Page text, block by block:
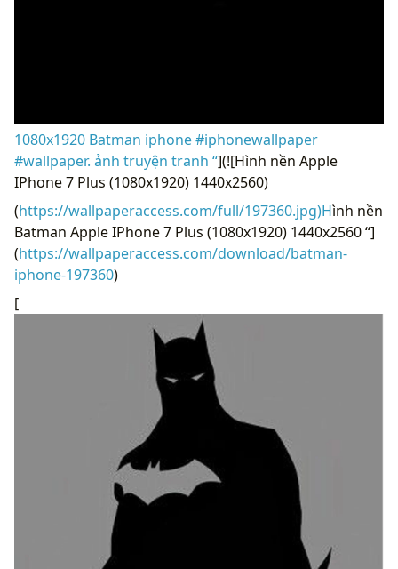
1080x1920 Batman iphone #iphonewallpaper
#wallpaper. ảnh truyện tranh “](![Hình nền Apple
IPhone 7 Plus (1080x1920) 1440x2560)
(https://wallpaperaccess.com/full/197360.jpg)Hình nền
Batman Apple IPhone 7 Plus (1080x1920) 1440x2560 “]
(https://wallpaperaccess.com/download/batman-
iphone-197360)
[